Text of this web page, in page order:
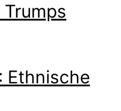
Ethnische